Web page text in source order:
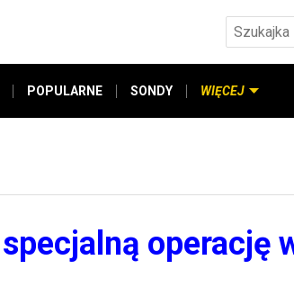
POPULARNE SONDY WIĘCEJ
operację